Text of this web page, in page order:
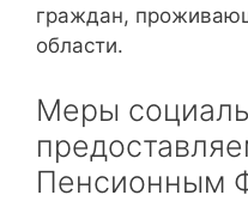
граждан,
области.
Меры
Пенсионным